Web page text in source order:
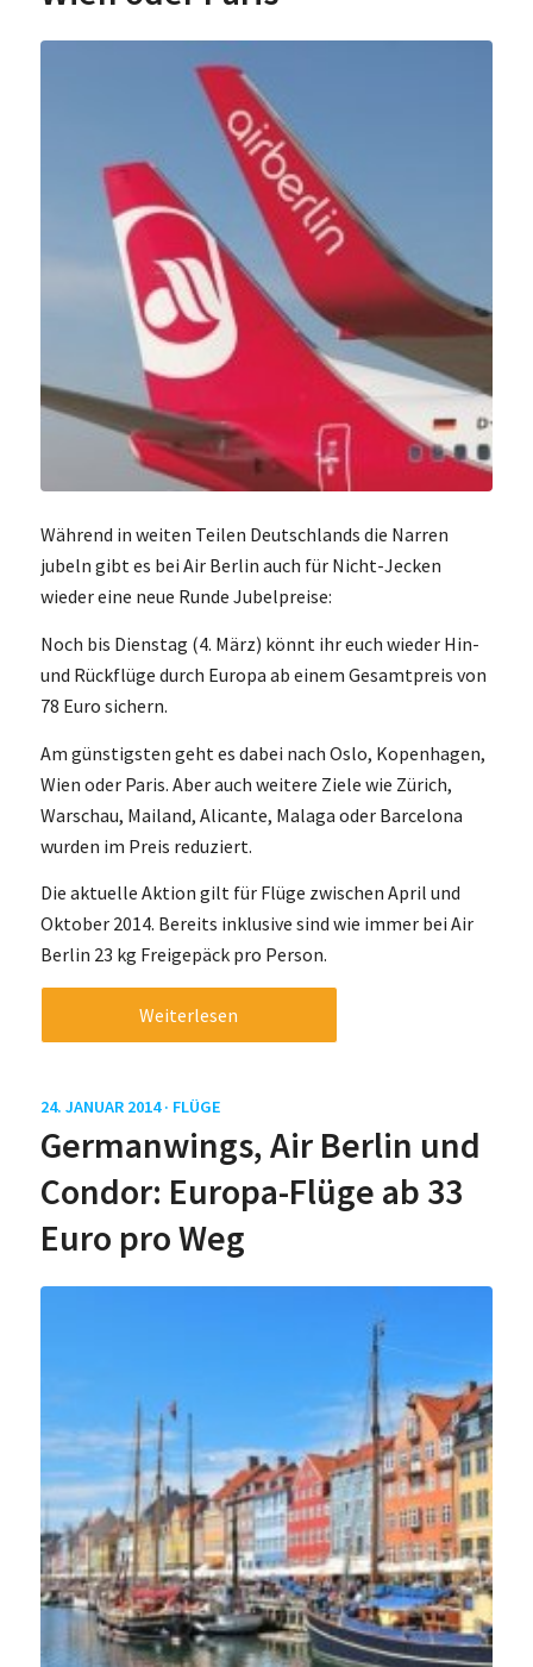
Während in weiten Teilen Deutschlands die Narren
jubeln gibt es bei Air Berlin auch für Nicht-Jecken
wieder eine neue Runde Jubelpreise:
Noch bis Dienstag (4. März) könnt ihr euch wieder Hin-
und Rückflüge durch Europa ab einem Gesamtpreis von
78 Euro sichern.
Am günstigsten geht es dabei nach Oslo, Kopenhagen,
Wien oder Paris. Aber auch weitere Ziele wie Zürich,
Warschau, Mailand, Alicante, Malaga oder Barcelona
wurden im Preis reduziert.
Die aktuelle Aktion gilt für Flüge zwischen April und
Oktober 2014. Bereits inklusive sind wie immer bei Air
Berlin 23 kg Freigepäck pro Person.
Weiterlesen
24. JANUAR 2014 · FLÜGE
Germanwings, Air Berlin und
Condor: Europa-Flüge ab 33
Euro pro Weg